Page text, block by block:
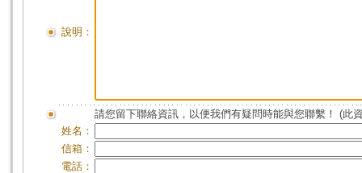
說明：
請您留下聯絡資訊，以便我們有疑問時能與您聯繫！ (此
姓名：
信箱：
電話：